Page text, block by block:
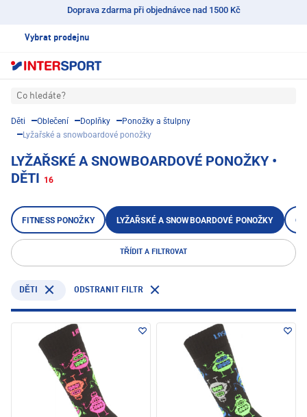
Doprava zdarma při objednávce nad 1500 Kč
Vybrat prodejnu
Co hledáte?
Děti Oblečení Doplňky
Ponožky a štulpny
Lyžařské a snowboardové ponožky
LYŽAŘSKÉ A SNOWBOARDOVÉ PONOŽKY •
DĚTI 16
FITNESS PONOŽKY LYŽAŘSKÉ A SNOWBOARDOVÉ PONOŽKY
TŘÍDIT A FILTROVAT
DĚTI ODSTRANIT FILTR